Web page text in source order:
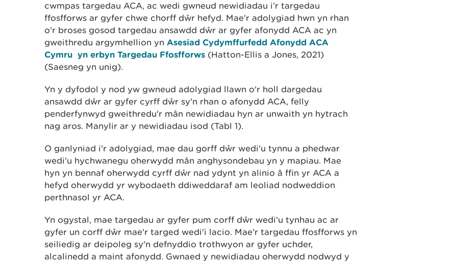
cwmpas targedau ACA, ac wedi gwneud newidiadau i’r targedau
ffosfforws ar gyfer chwe chorff dŵr hefyd. Mae'r adolygiad hwn yn rhan
o'r broses gosod targedau ansawdd dŵr ar gyfer afonydd ACA ac yn
gweithredu argymhellion yn Asesiad Cydymffurfedd Afonydd ACA
Cymru yn erbyn Targedau Ffosfforws (Hatton-Ellis a Jones, 2021)
(Saesneg yn unig).
Yn y dyfodol y nod yw gwneud adolygiad llawn o'r holl dargedau
ansawdd dŵr ar gyfer cyrff dŵr sy'n rhan o afonydd ACA, felly
penderfynwyd gweithredu'r mân newidiadau hyn ar unwaith yn hytrach
nag aros. Manylir ar y newidiadau isod (Tabl 1).
O ganlyniad i'r adolygiad, mae dau gorff dŵr wedi'u tynnu a phedwar
wedi'u hychwanegu oherwydd mân anghysondebau yn y mapiau. Mae
hyn yn bennaf oherwydd cyrff dŵr nad ydynt yn alinio â ffin yr ACA a
hefyd oherwydd yr wybodaeth ddiweddaraf am leoliad nodweddion
perthnasol yr ACA.
Yn ogystal, mae targedau ar gyfer pum corff dŵr wedi'u tynhau ac ar
gyfer un corff dŵr mae'r targed wedi'i lacio. Mae'r targedau ffosfforws yn
seiliedig ar deipoleg sy'n defnyddio trothwyon ar gyfer uchder,
alcalinedd a maint afonydd. Gwnaed y newidiadau oherwydd nodwyd y